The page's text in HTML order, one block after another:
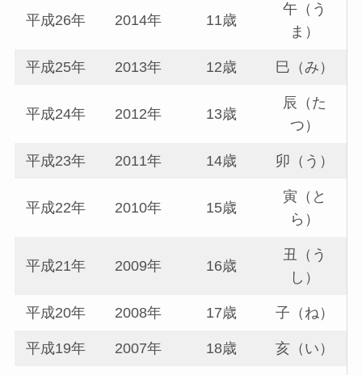
平成26年 2014年 11歳
午（う
ま）
平成25年 2013年 12歳 巳（み）
平成24年 2012年 13歳
辰（た
つ）
平成23年 2011年 14歳 卯（う）
平成22年 2010年 15歳
寅（と
ら）
平成21年 2009年 16歳
丑（う
し）
平成20年 2008年 17歳 子（ね）
平成19年 2007年 18歳 亥（い）